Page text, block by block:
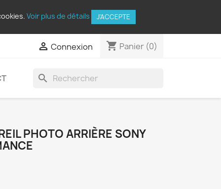
Voir plus de détails J'ACCEPTE
 Connexion shopping_cart Panier (0)
search
PHOTO ARRIÈRE SONY